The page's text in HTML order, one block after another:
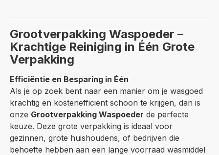
Grootverpakking Waspoeder –
Krachtige Reiniging in Één Grote
Verpakking
Efficiëntie en Besparing in Één
Als je op zoek bent naar een manier om je wasgoed
krachtig en kostenefficiënt schoon te krijgen, dan is
onze Grootverpakking Waspoeder de perfecte
keuze. Deze grote verpakking is ideaal voor
gezinnen, grote huishoudens, of bedrijven die
behoefte hebben aan een lange voorraad wasmiddel